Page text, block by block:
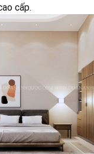
cấp.